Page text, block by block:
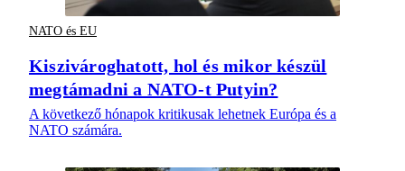
NATO és EU
Kiszivároghatott, hol és mikor készül
megtámadni a NATO-t Putyin?
A következő hónapok kritikusak lehetnek Európa és a
NATO számára.